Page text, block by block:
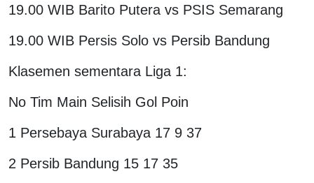
19.00 WIB Barito Putera vs PSIS Semarang
19.00 WIB Persis Solo vs Persib Bandung
Klasemen sementara Liga 1:
No Tim Main Selisih Gol Poin
1 Persebaya Surabaya 17 9 37
2 Persib Bandung 15 17 35